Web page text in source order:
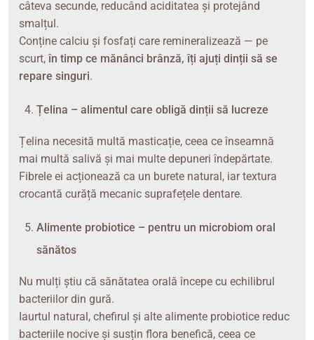
câteva secunde, reducând aciditatea și protejând
smalțul.
Conține calciu și fosfați care remineralizează — pe
scurt,în timp ce mănânci brânză, îți ajuți dinții să se
repare singuri.
Țelina – alimentul care obligă dinții să lucreze
Țelina necesită multă masticație, ceea ce înseamnă
mai multă salivă și mai multe depuneri îndepărtate.
Fibrele ei acționează ca un burete natural, iar textura
crocantă curăță mecanic suprafețele dentare.
Alimente probiotice – pentru un microbiom oral
sănătos
Nu mulți știu că sănătatea orală începe cu echilibrul
bacteriilor din gură.
Iaurtul natural, chefirul și alte alimente probiotice reduc
bacteriile nocive și susțin flora benefică, ceea ce